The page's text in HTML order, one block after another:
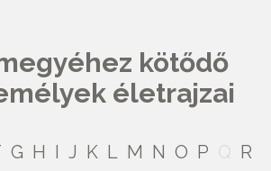
kötődő
életrajzai
G H I J K L M N O P
R